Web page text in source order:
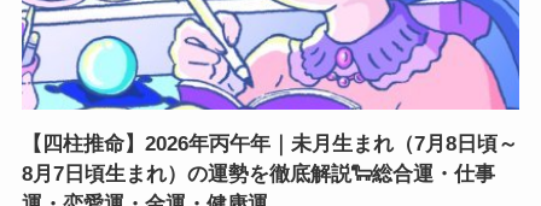
【四柱推命】2026年丙午年｜未月生まれ（7月8日頃～
8月7日頃生まれ）の運勢を徹底解説🐑総合運・仕事